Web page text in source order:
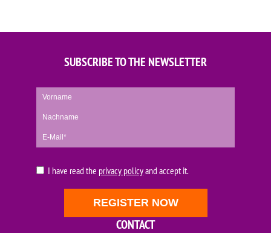
CONTACT
SUBSCRIBE TO THE NEWSLETTER
I have read the privacy policyand accept it.
REGISTER NOW